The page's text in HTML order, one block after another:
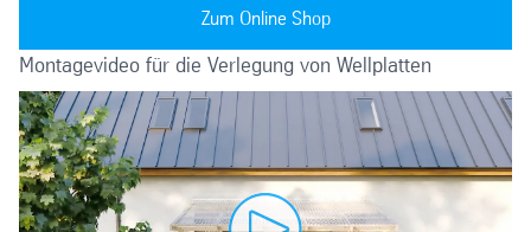
Zum Online Shop
Montagevideo für die Verlegung von Wellplatten